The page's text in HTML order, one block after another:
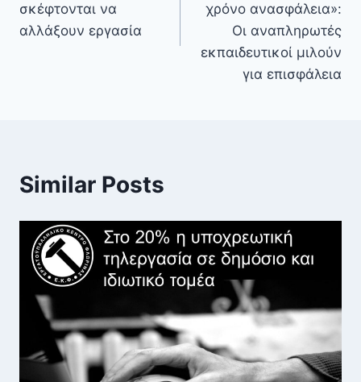
σκέφτονται να
αλλάξουν εργασία
χρόνο ανασφάλεια»:
Οι αναπληρωτές
εκπαιδευτικοί μιλούν
για επισφάλεια
Similar Posts